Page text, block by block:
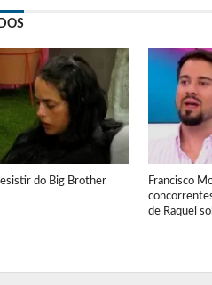
do Big Brother
Francisco
de Raquel